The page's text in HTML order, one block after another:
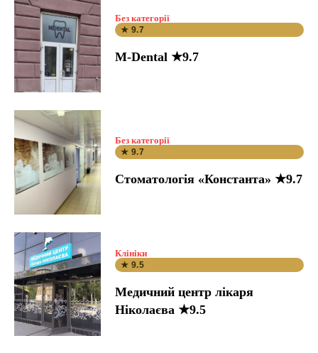
Без категорії
★ 9.7
M-Dental ★9.7
Без категорії
★ 9.7
Стоматологія «Константа» ★9.7
Клініки
★ 9.5
Медичний центр лікаря
Ніколаєва ★9.5